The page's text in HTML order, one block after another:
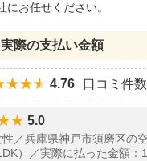
お任せください。
際の支払い金額
4.76 口コミ件数
5.0
／兵庫県神戸市須磨区の
）／実際に払った金額：